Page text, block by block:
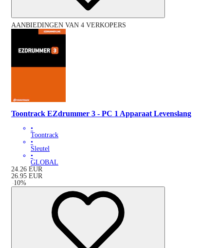
AANBIEDINGEN VAN 4 VERKOPERS
Toontrack EZdrummer 3 - PC 1 Apparaat Levenslang
•
Toontrack
•
Sleutel
•
GLOBAL
24.26 EUR
26.95 EUR
-10%